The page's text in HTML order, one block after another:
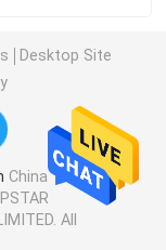
Desktop Site
China
All